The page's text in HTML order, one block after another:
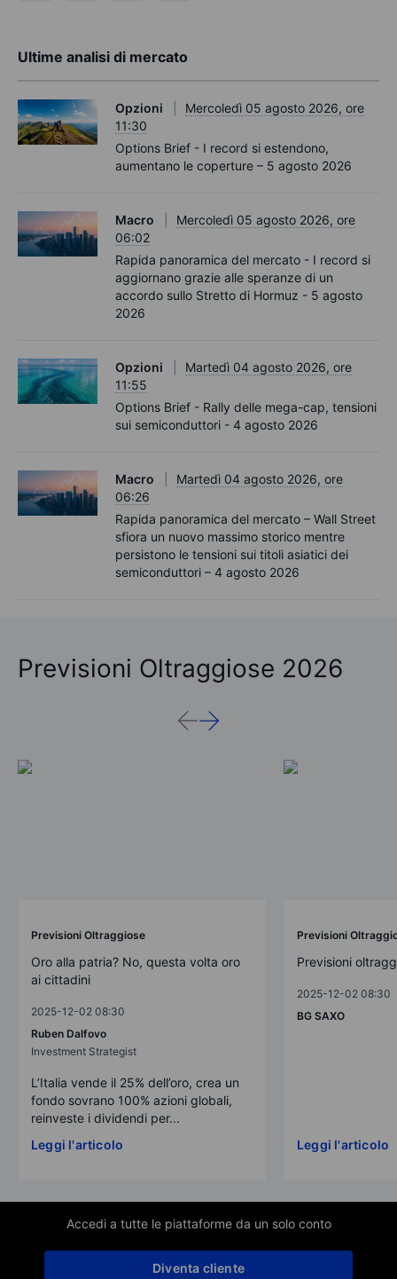
Ultime analisi di mercato
Opzioni
Mercoledì 05 agosto 2026, ore
11:30
Options Brief - I record si estendono,
aumentano le coperture – 5 agosto 2026
Macro
Mercoledì 05 agosto 2026, ore
06:02
Rapida panoramica del mercato - I record si
aggiornano grazie alle speranze di un
accordo sullo Stretto di Hormuz - 5 agosto
2026
Opzioni
Martedì 04 agosto 2026, ore
11:55
Options Brief - Rally delle mega-cap, tensioni
sui semiconduttori - 4 agosto 2026
Macro
Martedì 04 agosto 2026, ore
06:26
Rapida panoramica del mercato – Wall Street
sfiora un nuovo massimo storico mentre
persistono le tensioni sui titoli asiatici dei
semiconduttori – 4 agosto 2026
Previsioni Oltraggiose 2026
Previsioni Oltraggiose
Oro alla patria? No, questa volta oro
ai cittadini
2025-12-02 08:30
Ruben Dalfovo
Investment Strategist
L’Italia vende il 25% dell’oro, crea un
fondo sovrano 100% azioni globali,
reinveste i dividendi per...
Leggi l'articolo
Previsioni
Previsioni
2025-12-02 08:30
BG SAXO
Leggi l'articolo
Accedi a tutte le piattaforme da un solo conto
Diventa cliente